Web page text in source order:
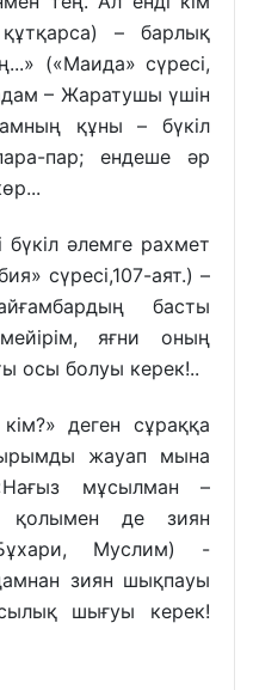
– барлық
(«Маида» сүресі,
– Жаратушы үшін
құны – бүкіл
пар; ендеше әр
әлемге рахмет
сүресі,107-аят.) –
басты
яғни оның
осы болуы керек!..
деген сұраққа
жауап мына
мұсылман –
қолымен де зиян
Муслим) -
зиян шықпауы
шығуы керек!